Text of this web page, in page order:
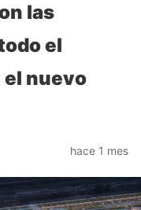
las
el
el nuevo
hace 1 mes